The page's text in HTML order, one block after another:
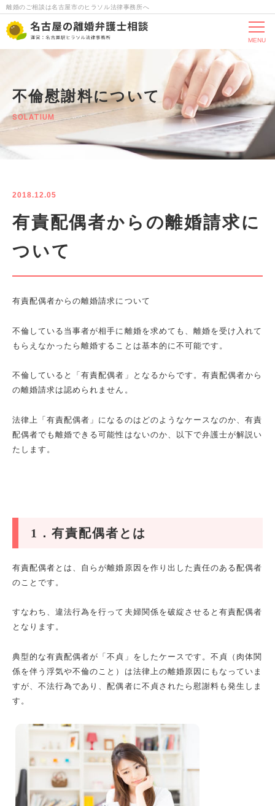
離婚のご相談は名古屋市のヒラソル法律事務所へ
MENU
不倫慰謝料について
SOLATIUM
2018.12.05
有責配偶者からの離婚請求に
ついて
有責配偶者からの離婚請求について
不倫している当事者が相手に離婚を求めても、離婚を受け入れて
もらえなかったら離婚することは基本的に不可能です。
不倫していると「有責配偶者」となるからです。有責配偶者から
の離婚請求は認められません。
法律上「有責配偶者」になるのはどのようなケースなのか、有責
配偶者でも離婚できる可能性はないのか、以下で弁護士が解説い
たします。
1 ．有責配偶者とは
有責配偶者とは、自らが離婚原因を作り出した責任のある配偶者
のことです。
すなわち、違法行為を行って夫婦関係を破綻させると有責配偶者
となります。
典型的な有責配偶者が「不貞」をしたケースです。不貞（肉体関
係を伴う浮気や不倫のこと）は法律上の離婚原因にもなっていま
すが、不法行為であり、配偶者に不貞されたら慰謝料も発生しま
す。